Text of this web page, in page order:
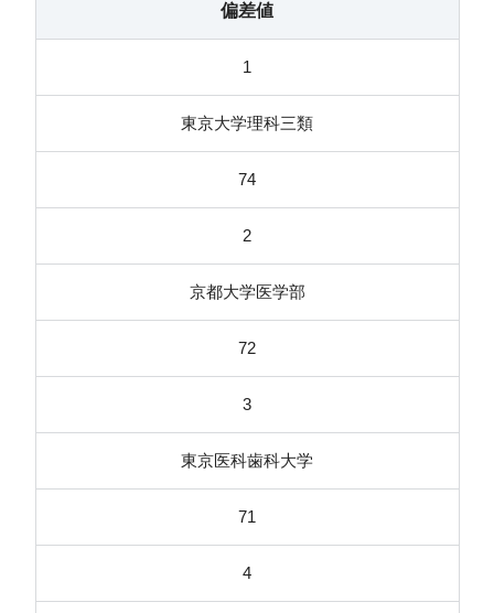
偏差値
1
東京大学理科三類
74
2
京都大学医学部
72
3
東京医科歯科大学
71
4